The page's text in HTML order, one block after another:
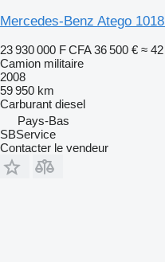
Mercedes-Benz Atego
23 930 000 F CFA 36 500 € ≈
Camion militaire
2008
59 950 km
Carburant diesel
Pays-Bas
SBService
Contacter le vendeur